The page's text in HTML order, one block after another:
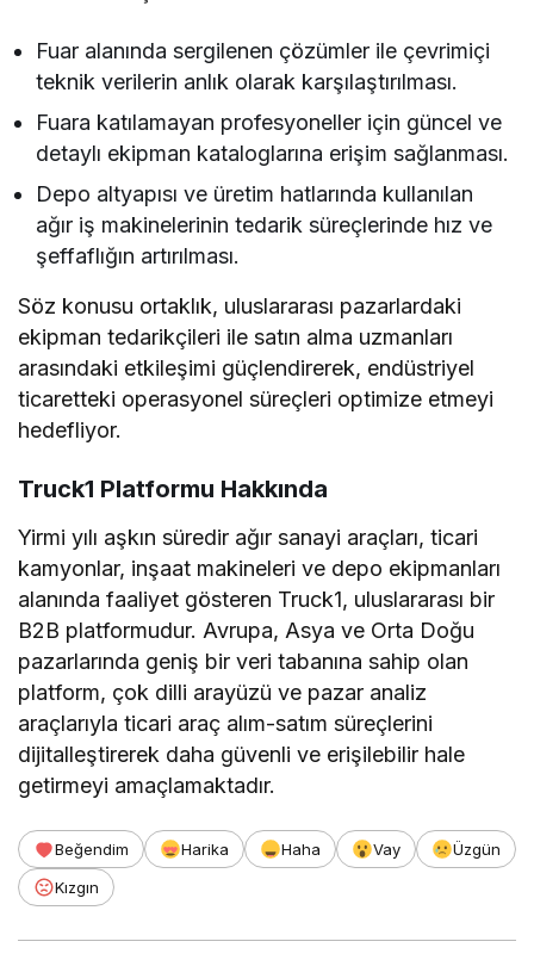
Fuar alanında sergilenen çözümler ile çevrimiçi
teknik verilerin anlık olarak karşılaştırılması.
Fuara katılamayan profesyoneller için güncel ve
detaylı ekipman kataloglarına erişim sağlanması.
Depo altyapısı ve üretim hatlarında kullanılan
ağır iş makinelerinin tedarik süreçlerinde hız ve
şeffaflığın artırılması.
Söz konusu ortaklık, uluslararası pazarlardaki
ekipman tedarikçileri ile satın alma uzmanları
arasındaki etkileşimi güçlendirerek, endüstriyel
ticaretteki operasyonel süreçleri optimize etmeyi
hedefliyor.
Truck1 Platformu Hakkında
Yirmi yılı aşkın süredir ağır sanayi araçları, ticari
kamyonlar, inşaat makineleri ve depo ekipmanları
alanında faaliyet gösteren Truck1, uluslararası bir
B2B platformudur. Avrupa, Asya ve Orta Doğu
pazarlarında geniş bir veri tabanına sahip olan
platform, çok dilli arayüzü ve pazar analiz
araçlarıyla ticari araç alım-satım süreçlerini
dijitalleştirerek daha güvenli ve erişilebilir hale
getirmeyi amaçlamaktadır.
Beğendim Harika Haha Vay
Üzgün
Kızgın